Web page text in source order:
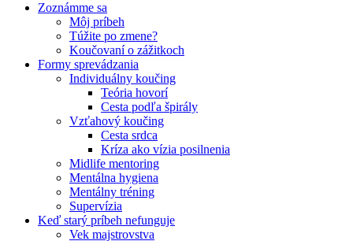
Zoznámme sa
Môj príbeh
Túžite po zmene?
Koučovaní o zážitkoch
Formy sprevádzania
Individuálny koučing
Teória hovorí
Cesta podľa špirály
Vzťahový koučing
Cesta srdca
Kríza ako vízia posilnenia
Midlife mentoring
Mentálna hygiena
Mentálny tréning
Supervízia
Keď starý príbeh nefunguje
Vek majstrovstva